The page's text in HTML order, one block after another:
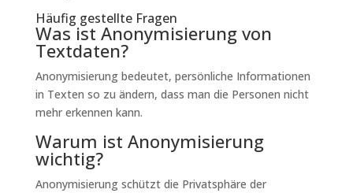
Häufig gestellte Fragen
Was ist Anonymisierung von
Textdaten?
Anonymisierung bedeutet, persönliche Informationen
in Texten so zu ändern, dass man die Personen nicht
mehr erkennen kann.
Warum ist Anonymisierung
wichtig?
Anonymisierung schützt die Privatsphäre der